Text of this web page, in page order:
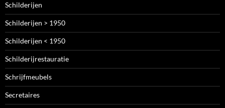
Schilderijen
Schilderijen > 1950
Schilderijen < 1950
Schilderijrestauratie
Schrijfmeubels
Secretaires